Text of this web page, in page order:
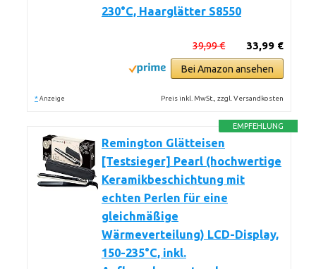
230°C, Haarglätter S8550
33,99 €
39,99 €
Bei Amazon ansehen
* Anzeige Preis inkl. MwSt., zzgl. Versandkosten
EMPFEHLUNG
Remington Glätteisen
[Testsieger] Pearl (hochwertige
Keramikbeschichtung mit
echten Perlen für eine
gleichmäßige
Wärmeverteilung) LCD-Display,
150-235°C, inkl.